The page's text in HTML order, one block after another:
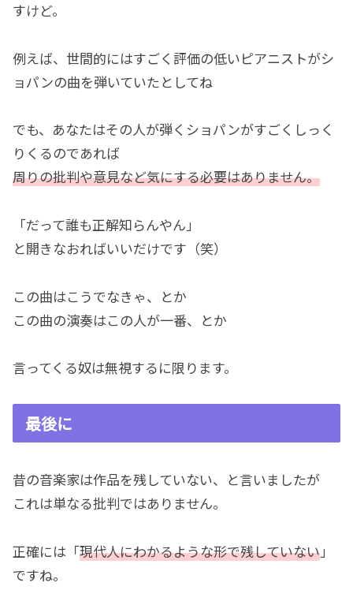
すけど。
例えば、世間的にはすごく評価の低いピアニストがシ
ョパンの曲を弾いていたとしてね
でも、あなたはその人が弾くショパンがすごくしっく
りくるのであれば
周りの批判や意見など気にする必要はありません。
「だって誰も正解知らんやん」
と開きなおればいいだけです（笑）
この曲はこうでなきゃ、とか
この曲の演奏はこの人が一番、とか
言ってくる奴は無視するに限ります。
最後に
昔の音楽家は作品を残していない、と言いましたが
これは単なる批判ではありません。
正確には「現代人にわかるような形で残していない」
ですね。